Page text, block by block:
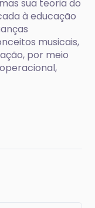
sua teoria do
à educação
musicais,
por meio